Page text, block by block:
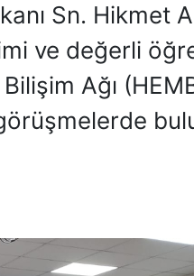
Sn. Hikmet
ve değerli
Ağı